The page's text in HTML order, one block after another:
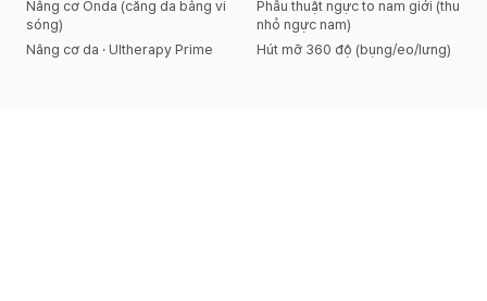
Nâng cơ Onda (căng da bằng vi
sóng)
Nâng cơ da · Ultherapy Prime
Phẫu thuật ngực to nam giới (thu
nhỏ ngực nam)
Hút mỡ 360 độ (bụng/eo/lưng)